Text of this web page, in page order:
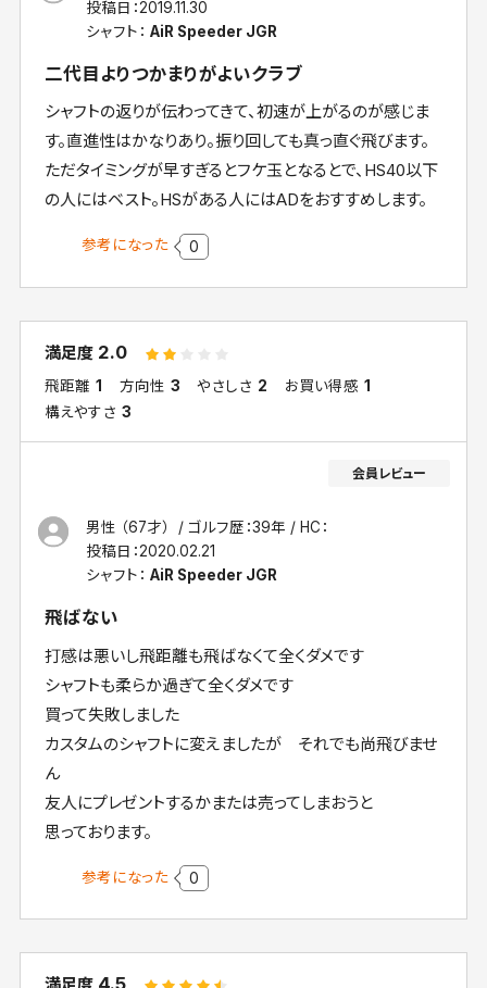
投稿日：2019.11.30
シャフト： AiR Speeder JGR
二代目よりつかまりがよいクラブ
シャフトの返りが伝わってきて、初速が上がるのが感じま
す。直進性はかなりあり。振り回しても真っ直ぐ飛びます。
ただタイミングが早すぎるとフケ玉となるとで、HS40以下
の人にはベスト。HSがある人にはADをおすすめします。
参考になった 0
満足度 2.0
飛距離 1 方向性 3 やさしさ 2 お買い得感 1
構えやすさ 3
男性 （67才） ゴルフ歴：39年
HC：
投稿日：2020.02.21
シャフト： AiR Speeder JGR
飛ばない
打感は悪いし飛距離も飛ばなくて全くダメです
シャフトも柔らか過ぎて全くダメです
買って失敗しました
カスタムのシャフトに変えましたが それでも尚飛びませ
ん
友人にプレゼントするかまたは売ってしまおうと
思っております。
参考になった 0